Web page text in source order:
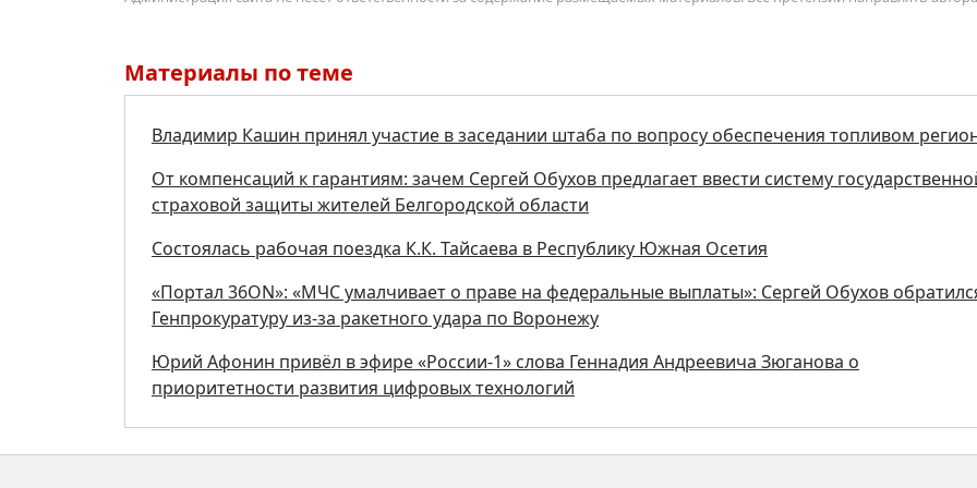
Материалы по теме
Владимир Кашин принял участие в заседании штаба по вопросу обеспечения топливом
От компенсаций к гарантиям: зачем Сергей Обухов предлагает ввести систему
страховой защиты жителей Белгородской области
Состоялась рабочая поездка К.К. Тайсаева в Республику Южная Осетия
«Портал 36ON»: «МЧС умалчивает о праве на федеральные выплаты»: Сергей Обухов
Генпрокуратуру из-за ракетного удара по Воронежу
Юрий Афонин привёл в эфире «России-1» слова Геннадия Андреевича Зюганова о
приоритетности развития цифровых технологий